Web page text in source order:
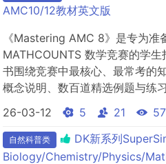
AMC10/12教材英文版
《Mastering AMC 8》是专为准
MATHCOUNTS 数学竞赛的学
书围绕竞赛中最核心、最常考的
概念说明、数百道精选例题与练
思维与技巧。每道题目都配有详
真正理解解题逻辑，而不是仅仅“
大数学领域：组合数学（
26-03-12 5 21
自然科普类
DK新系列
Biology/Chemistry/Physics/